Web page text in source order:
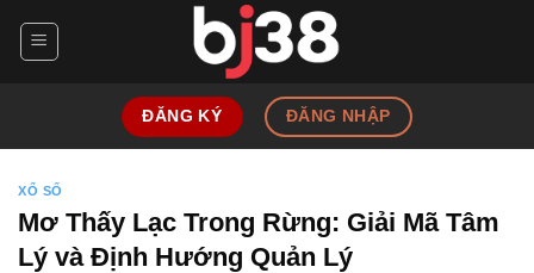
ĐĂNG KÝ ĐĂNG NHẬP
XỔ SỐ
Mơ Thấy Lạc Trong Rừng: Giải Mã Tâm
Lý và Định Hướng Quản Lý